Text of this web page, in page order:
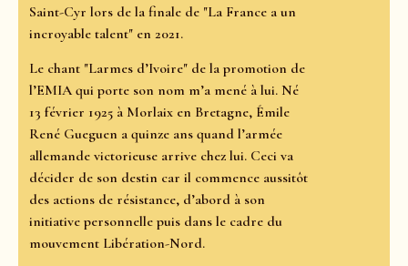
Saint-Cyr lors de la finale de "La France a un
incroyable talent" en 2021.
Le chant "Larmes d’Ivoire" de la promotion de
l’EMIA qui porte son nom m’a mené à lui. Né
13 février 1925 à Morlaix en Bretagne, Émile
René Gueguen a quinze ans quand l’armée
allemande victorieuse arrive chez lui. Ceci va
décider de son destin car il commence aussitôt
des actions de résistance, d’abord à son
initiative personnelle puis dans le cadre du
mouvement Libération-Nord.